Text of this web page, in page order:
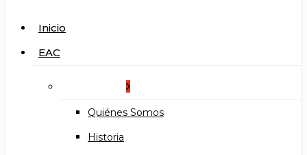
search
Menu
Inicio
EAC
Quiénes Somos
Historia